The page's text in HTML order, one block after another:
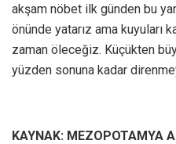
akşam nöbet ilk günden bu
önünde yatarız ama kuyuları
zaman öleceğiz. Küçükten
yüzden sonuna kadar
KAYNAK: MEZOPOTAMYA